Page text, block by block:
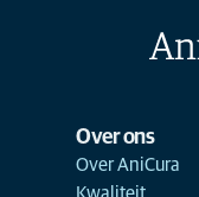
Over ons
Over AniCura